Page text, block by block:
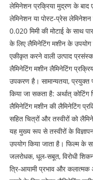
लेमिनेशन प्रक्रिया मुद्रण के
लेमिनेशन या पोस्ट-प्रेस
0.020 मिमी की मोटाई के साथ
के लिए लैमिनेटिंग मशीन के
एकीकृत करने वाली उत्पाद
लैमिनेटिंग मशीन लैमिनेटिंग
उपकरण है। सामान्यतया, प्रयुक्त
किया जा सकता है: अर्थात् कोटिंग
लैमिनेटिंग मशीन की लैमिनेटिंग
सहित चित्रों और तस्वीरों को
यह मुख्य रूप से तस्वीरों के
उपयोग किया जाता है। फिल्म के
जलरोधक, धूल-सबूत, विरोधी
त्रि-आयामी प्रभाव और